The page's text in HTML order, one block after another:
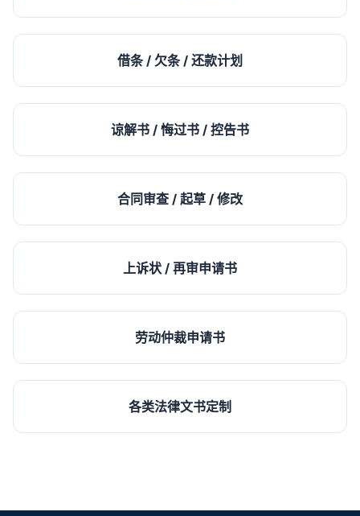
借条 / 欠条 / 还款计划
谅解书 / 悔过书 / 控告书
合同审查 / 起草 / 修改
上诉状 / 再审申请书
劳动仲裁申请书
各类法律文书定制